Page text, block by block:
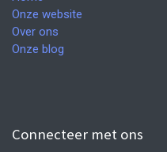
Onze website
Over ons
Onze blog
Connecteer met ons